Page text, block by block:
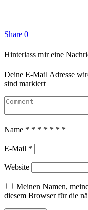
Share 0
Hinterlass mir eine
Deine E-Mail Adresse
sind markiert
Name * * * * * * *
E-Mail *
Website
Meinen Namen,
diesem Browser für die